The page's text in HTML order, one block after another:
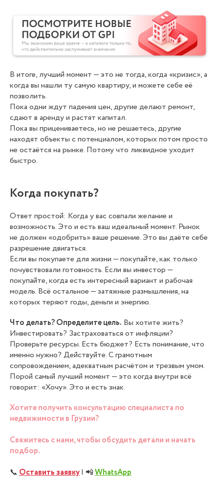
В итоге, лучший момент — это не тогда, когда «кризис», а
когда вы нашли ту самую квартиру, и можете себе её
позволить.
Пока одни ждут падения цен, другие делают ремонт,
сдают в аренду и растят капитал.
Пока вы прицениваетесь, но не решаетесь, другие
находят объекты с потенциалом, которых потом просто
не остаётся на рынке. Потому что ликвидное уходит
быстро.
Когда покупать?
Ответ простой: Когда у вас совпали желание и
возможность. Это и есть ваш идеальный момент. Рынок
не должен «одобрить» ваше решение. Это вы даёте себе
разрешение двигаться.
Если вы покупаете для жизни — покупайте, как только
почувствовали готовность. Если вы инвестор —
покупайте, когда есть интересный вариант и рабочая
модель. Всё остальное — затяжные размышления, на
которых теряют годы, деньги и энергию.
Что делать? Определите цель. Вы хотите жить?
Инвестировать? Застраховаться от инфляции?
Проверьте ресурсы. Есть бюджет? Есть понимание, что
именно нужно? Действуйте. С грамотным
сопровождением, адекватным расчётом и трезвым умом.
Порой самый лучший момент — это когда внутри всё
говорит: «Хочу». Это и есть знак.
Хотите получить консультацию специалиста по
недвижимости в Грузии?
Свяжитесь с нами, чтобы обсудить детали и начать
подбор.
📞 Оставить заявку| 📲WhatsApp